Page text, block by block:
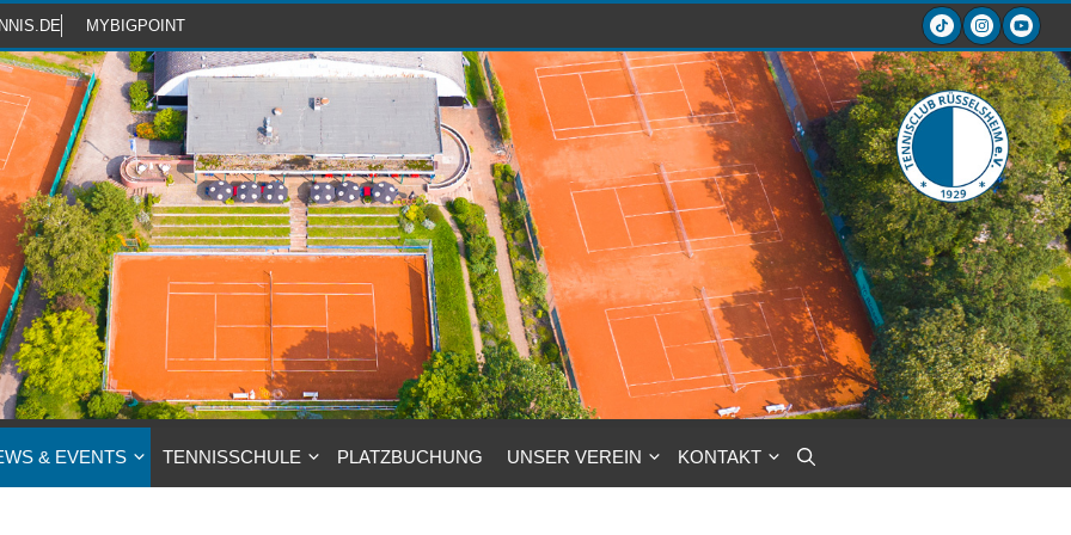
MYBIGPOINT
& EVENTS TENNISSCHULE PLATZBUCHUNG UNSER VEREIN KONTAKT